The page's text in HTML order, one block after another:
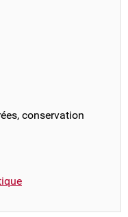
conservation